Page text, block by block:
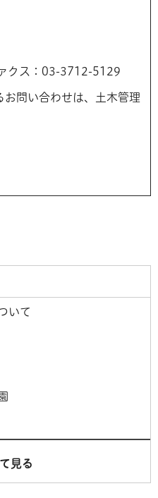
クス：03-3712-5129
問い合わせは、土木管理
いて
見る